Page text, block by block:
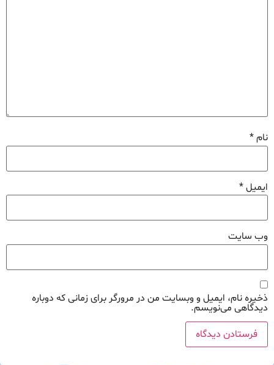
نام*
ایمیل*
وب‌ سایت
ذخیره نام، ایمیل و وبسایت من در مرورگر برای زمانی که دوباره
دیدگاهی می‌نویسم.